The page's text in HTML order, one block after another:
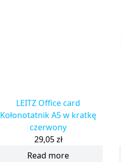
LEITZ Office card
Kołonotatnik A5 w kratkę
czerwony
29,05zł
Read more